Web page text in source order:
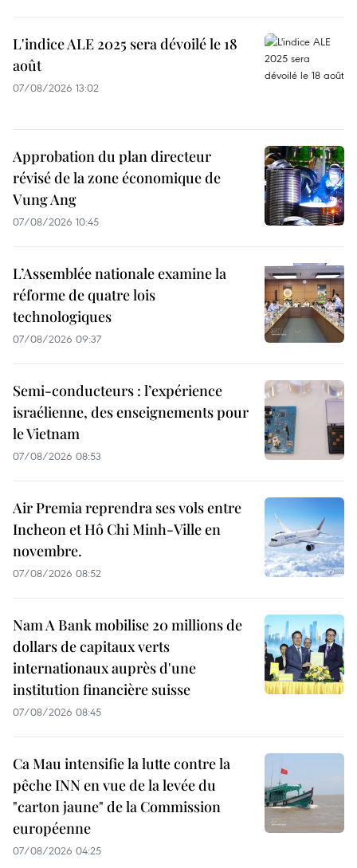
L'indice ALE 2025 sera dévoilé le 18
août
07/08/2026 13:02
Approbation du plan directeur
révisé de la zone économique de
Vung Ang
07/08/2026 10:45
L’Assemblée nationale examine la
réforme de quatre lois
technologiques
07/08/2026 09:37
Semi-conducteurs : l’expérience
israélienne, des enseignements pour
le Vietnam
07/08/2026 08:53
Air Premia reprendra ses vols entre
Incheon et Hô Chi Minh-Ville en
novembre.
07/08/2026 08:52
Nam A Bank mobilise 20 millions de
dollars de capitaux verts
internationaux auprès d'une
institution financière suisse
07/08/2026 08:45
Ca Mau intensifie la lutte contre la
pêche INN en vue de la levée du
"carton jaune" de la Commission
européenne
07/08/2026 04:25